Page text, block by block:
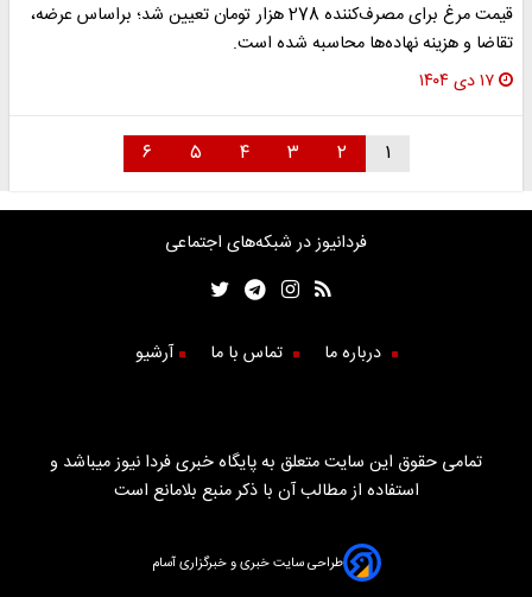
قیمت مرغ برای مصرف‌کننده 278 هزار تومان تعیین شد؛ براساس عرضه،
تقاضا و هزینه نهاده‌ها محاسبه شده است.
۱۷ دی ۱۴۰۴
۱ ۲ ۳ ۴ ۵ ۶
فردانیوز در شبکه‌های اجتماعی
درباره ما تماس با ما آرشیو
تمامی حقوق این سایت متعلق به پایگاه خبری فردا نیوز میباشد و
استفاده از مطالب آن با ذکر منبع بلامانع است
طراحی سایت خبری و خبرگزاری آسام